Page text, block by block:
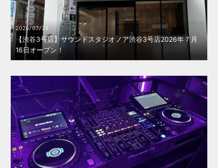
2026/07/24
【渋谷3号店】サウンドスタジオノア渋谷3号店2026年７月
16日オープン！